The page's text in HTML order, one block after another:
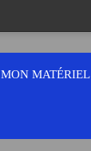
MON MATÉRIEL